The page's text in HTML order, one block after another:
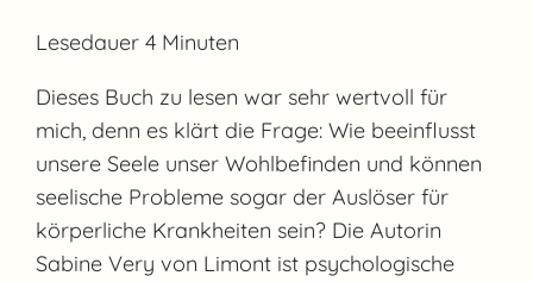
Lesedauer 4 Minuten
Dieses Buch zu lesen war sehr wertvoll für
mich, denn es klärt die Frage: Wie beeinflusst
unsere Seele unser Wohlbefinden und können
seelische Probleme sogar der Auslöser für
körperliche Krankheiten sein? Die Autorin
Sabine Very von Limont ist psychologische